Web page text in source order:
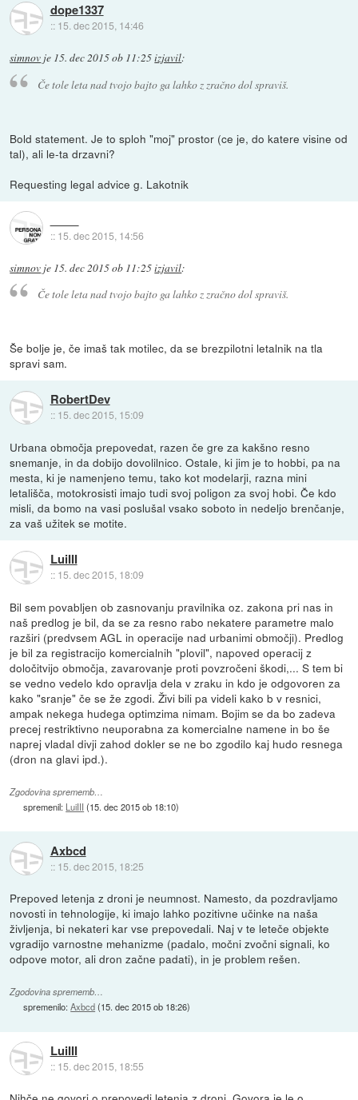
dope1337
:: 15. dec 2015, 14:46
simnov je 15. dec 2015 ob 11:25izjavil:
Če tole leta nad tvojo bajto ga lahko z zračno dol spraviš.
Bold statement. Je to sploh "moj" prostor (ce je, do katere visine od
tal), ali le-ta drzavni?
Requesting legal advice g. Lakotnik
:: 15. dec 2015, 14:56
simnov je 15. dec 2015 ob 11:25izjavil:
Če tole leta nad tvojo bajto ga lahko z zračno dol spraviš.
Še bolje je, če imaš tak motilec, da se brezpilotni letalnik na tla
spravi sam.
RobertDev
:: 15. dec 2015, 15:09
Urbana območja prepovedat, razen če gre za kakšno resno
snemanje, in da dobijo dovolilnico. Ostale, ki jim je to hobbi, pa na
mesta, ki je namenjeno temu, tako kot modelarji, razna mini
letališča, motokrosisti imajo tudi svoj poligon za svoj hobi. Če kdo
misli, da bomo na vasi poslušal vsako soboto in nedeljo brenčanje,
za vaš užitek se motite.
LuiIII
:: 15. dec 2015, 18:09
Bil sem povabljen ob zasnovanju pravilnika oz. zakona pri nas in
naš predlog je bil, da se za resno rabo nekatere parametre malo
razširi (predvsem AGL in operacije nad urbanimi območji). Predlog
je bil za registracijo komercialnih "plovil", napoved operacij z
določitvijo območja, zavarovanje proti povzročeni škodi,... S tem bi
se vedno vedelo kdo opravlja dela v zraku in kdo je odgovoren za
kako "sranje" če se že zgodi. Živi bili pa videli kako b v resnici,
ampak nekega hudega optimzima nimam. Bojim se da bo zadeva
precej restriktivno neuporabna za komercialne namene in bo še
naprej vladal divji zahod dokler se ne bo zgodilo kaj hudo resnega
(dron na glavi ipd.).
Zgodovina sprememb…
spremenil: LuiIII (15. dec 2015 ob 18:10)
Axbcd
:: 15. dec 2015, 18:25
Prepoved letenja z droni je neumnost. Namesto, da pozdravljamo
novosti in tehnologije, ki imajo lahko pozitivne učinke na naša
življenja, bi nekateri kar vse prepovedali. Naj v te leteče objekte
vgradijo varnostne mehanizme (padalo, močni zvočni signali, ko
odpove motor, ali dron začne padati), in je problem rešen.
Zgodovina sprememb…
spremenilo:Axbcd(15. dec 2015 ob 18:26)
LuiIII
:: 15. dec 2015, 18:55